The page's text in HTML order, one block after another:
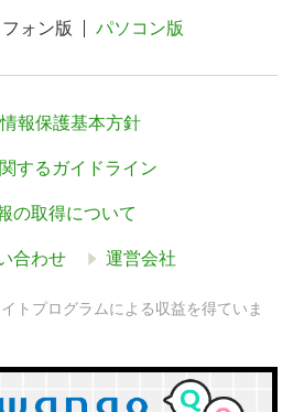
ォン版 パソコン版
報保護基本方針
するガイドライン
の取得について
合わせ 運営会社
トプログラムによる収益を得ていま